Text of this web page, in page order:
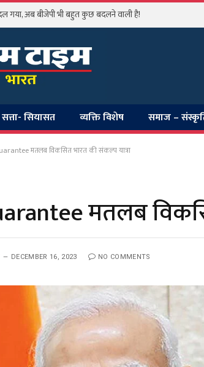
गया, अब बीजेपी भी बहुत कुछ बदलने वाली है!
सत्ता- सियासत व्यक्ति विशेष समाज –
मतलब विकसित भारत की संकल्प यात्रा
मतलब
DECEMBER 16, 2023 NO COMMENTS